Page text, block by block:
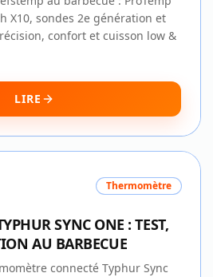
X10, sondes 2e génération et
confort et cuisson low &
LIRE
Thermomètre
SYNC ONE : TEST,
AU BARBECUE
connecté Typhur Sync